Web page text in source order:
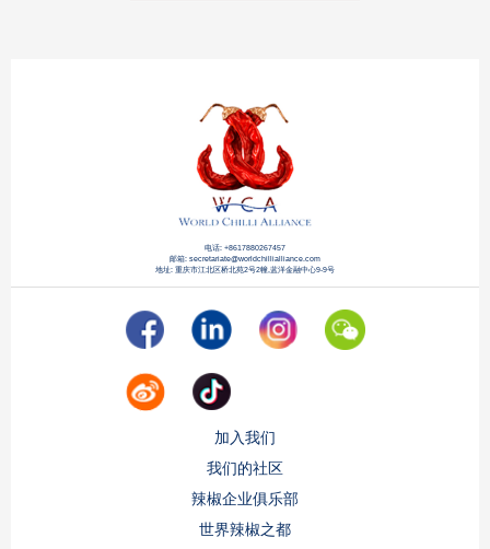
电话: +8617880267457
邮箱: secretariate@worldchillialliance.com
地址: 重庆市江北区桥北苑2号2幢,蓝洋金融中心9-9号
加入我们
我们的社区
辣椒企业俱乐部
世界辣椒之都